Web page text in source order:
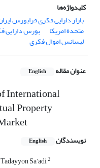
کلیدواژه‌ها
بازار دارایی فکری فرابورس
متحدة امریکا بورس دارایی
لیسانس اموال فکری
عنوان مقاله English
International
Property
نویسندگان English
Sa’adi2